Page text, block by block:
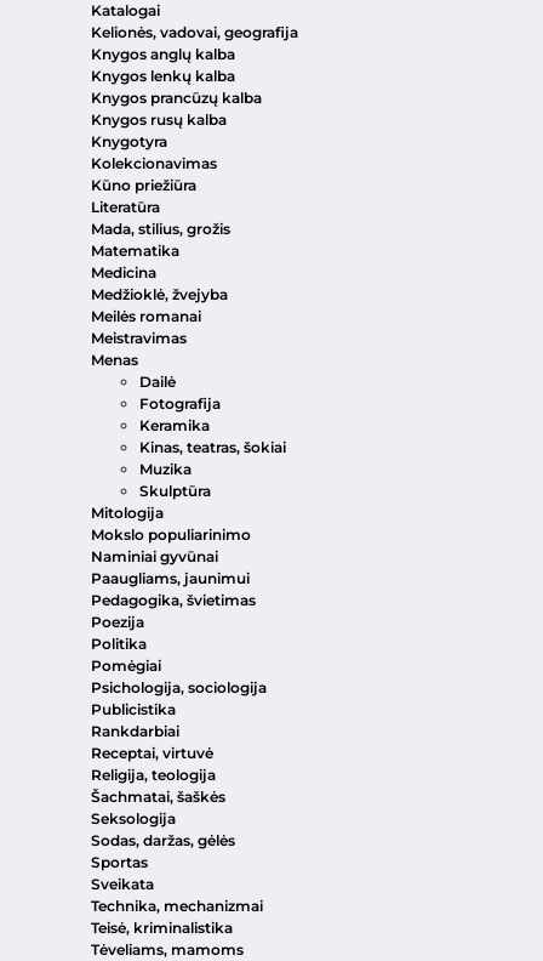
Katalogai
Kelionės, vadovai, geografija
Knygos anglų kalba
Knygos lenkų kalba
Knygos prancūzų kalba
Knygos rusų kalba
Knygotyra
Kolekcionavimas
Kūno priežiūra
Literatūra
Mada, stilius, grožis
Matematika
Medicina
Medžioklė, žvejyba
Meilės romanai
Meistravimas
Menas
Dailė
Fotografija
Keramika
Kinas, teatras, šokiai
Muzika
Skulptūra
Mitologija
Mokslo populiarinimo
Naminiai gyvūnai
Paaugliams, jaunimui
Pedagogika, švietimas
Poezija
Politika
Pomėgiai
Psichologija, sociologija
Publicistika
Rankdarbiai
Receptai, virtuvė
Religija, teologija
Šachmatai, šaškės
Seksologija
Sodas, daržas, gėlės
Sportas
Sveikata
Technika, mechanizmai
Teisė, kriminalistika
Tėveliams, mamoms